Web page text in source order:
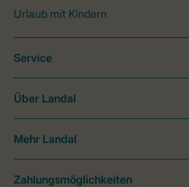
Urlaub mit Kindern
Service
Über Landal
Mehr Landal
Zahlungsmöglichkeiten